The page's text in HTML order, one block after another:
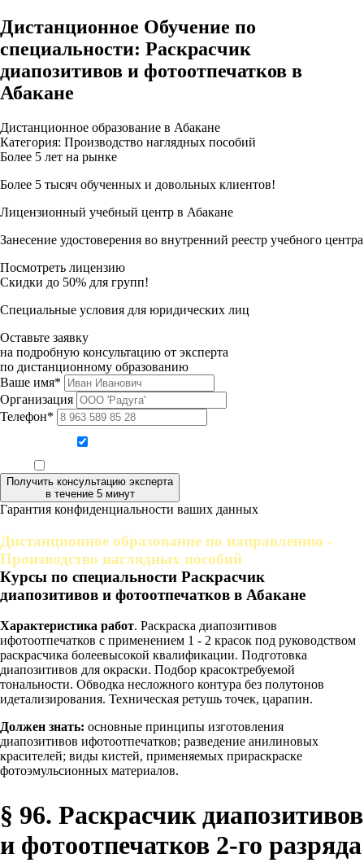
Дистанционное Обучение по
специальности: Раскрасчик
диапозитивов и фотоотпечатков в
Абакане
Дистанционное образование в Абакане
Категория: Производство наглядных пособий
Более 5 лет на рынке
Более 5 тысяч обученных и довольных клиентов!
Лицензионный учебный центр в Абакане
Занесение удостоверения во внутренний реестр учебного центра
Посмотреть лицензию
Скидки до 50% для групп!
Специальные условия для юридических лиц
Оставьте заявку
на подробную консультацию от эксперта
по дистанционному образованию
Ваше имя*
Организация
Телефон*
Получить консультацию эксперта
в течение 5 минут
Гарантия конфиденциальности ваших данных
Дистанционное образование по направлению -
Производство наглядных пособий
Курсы по специальности Раскрасчик
диапозитивов и фотоотпечатков в Абакане
Характеристика работ. Раскраска диапозитивов
ифотоотпечатков с применением 1 - 2 красок под руководством
раскрасчика болеевысокой квалификации. Подготовка
диапозитивов для окраски. Подбор красоктребуемой
тональности. Обводка несложного контура без полутонов
идетализирования. Техническая ретушь точек, царапин.
Должен знать: основные принципы изготовления
диапозитивов ифотоотпечатков; разведение анилиновых
красителей; виды кистей, применяемых прираскраске
фотоэмульсионных материалов.
§ 96. Раскрасчик диапозитивов
и фотоотпечатков 2-го разряда